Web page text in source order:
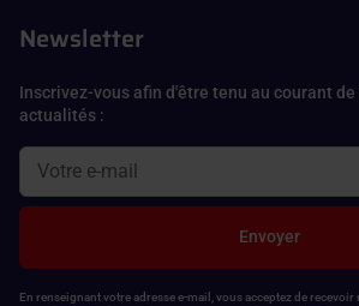
Newsletter
Inscrivez-vous afin d'être tenu au courant
actualités :
Envoyer
En renseignant votre adresse e-mail, vous acceptez de